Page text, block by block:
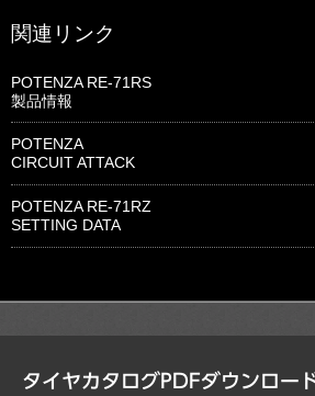
関連リンク
POTENZA RE-71RS
製品情報
POTENZA
CIRCUIT ATTACK
POTENZA RE-71RZ
SETTING DATA
タイヤカタログPDFダウンロー